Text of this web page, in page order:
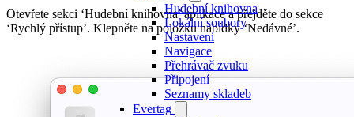
Hudební knihovna
Lokální soubory
Nastavení
Navigace
Přehrávač zvuku
Připojení
Seznamy skladeb
Evertag
Otevřete sekci ‘Hudební knihovna’ aplikace a přejděte do sekce
‘Rychlý přístup’. Klepněte na položku nabídky ‘Nedávné’.